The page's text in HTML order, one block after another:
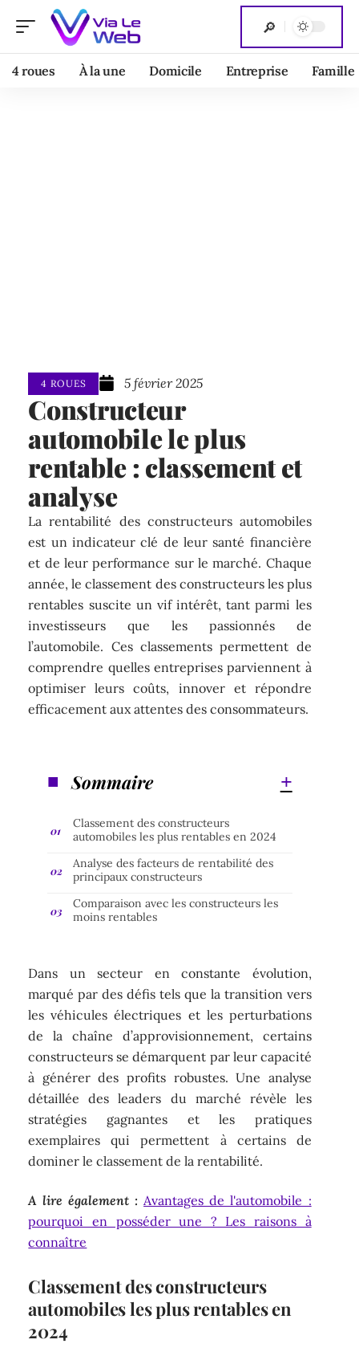
4 roues À la une Domicile Entreprise Famille
4 ROUES 5 février 2025
Constructeur
automobile le plus
rentable : classement et
analyse
La rentabilité des constructeurs automobiles
est un indicateur clé de leur santé financière
et de leur performance sur le marché. Chaque
année, le classement des constructeurs les plus
rentables suscite un vif intérêt, tant parmi les
investisseurs que les passionnés de
l’automobile. Ces classements permettent de
comprendre quelles entreprises parviennent à
optimiser leurs coûts, innover et répondre
efficacement aux attentes des consommateurs.
Sommaire
Classement des constructeurs
automobiles les plus rentables en 2024
Analyse des facteurs de rentabilité des
principaux constructeurs
Comparaison avec les constructeurs les
moins rentables
Dans un secteur en constante évolution,
marqué par des défis tels que la transition vers
les véhicules électriques et les perturbations
de la chaîne d’approvisionnement, certains
constructeurs se démarquent par leur capacité
à générer des profits robustes. Une analyse
détaillée des leaders du marché révèle les
stratégies gagnantes et les pratiques
exemplaires qui permettent à certains de
dominer le classement de la rentabilité.
A lire également : Avantages de l'automobile :
pourquoi en posséder une ? Les raisons à
connaître
Classement des constructeurs
automobiles les plus rentables en
2024